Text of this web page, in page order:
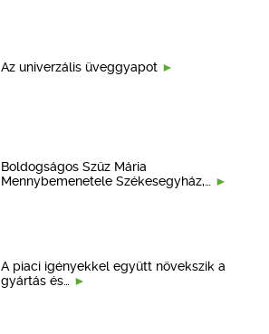
Az univerzális üveggyapot
Boldogságos Szűz Mária
Mennybemenetele Székesegyház,…
A piaci igényekkel együtt növekszik a
gyártás és…